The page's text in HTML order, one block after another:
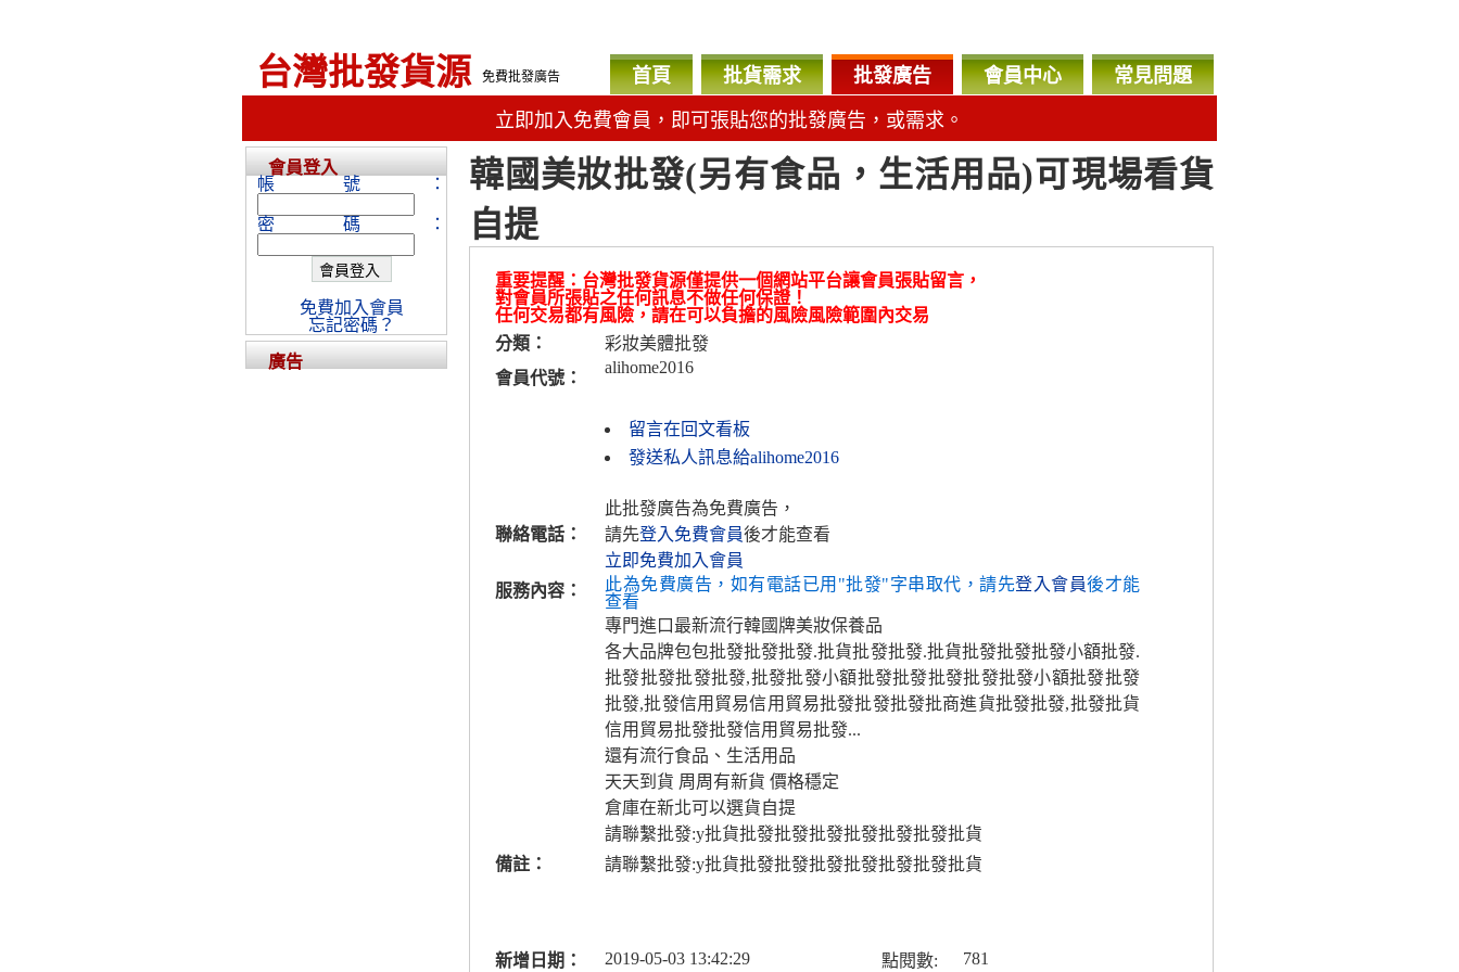
台灣批發貨源 免費批發廣告 首頁 批貨需求 批發廣告 會員中心 常見問題
立即加入免費會員，即可張貼您的批發廣告，或需求。
韓國美妝批發(另有食品，生活用品)可現場看貨
自提
重要提醒：台灣批發貨源僅提供一個網站平台讓會員張貼留言，
對會員所張貼之任何訊息不做任何保證！
任何交易都有風險，請在可以負擔的風險風險範圍內交易
分類：
彩妝美體批發
會員代號：
alihome2016
留言在回文看板
發送私人訊息給alihome2016
聯絡電話：
此批發廣告為免費廣告，
請先登入免費會員後才能查看
立即免費加入會員
服務內容：
此為免費廣告，如有電話已用"批發"字串取代，請先登入會員後才能
查看
專門進口最新流行韓國牌美妝保養品
各大品牌包包批發批發批發.批貨批發批發.批貨批發批發批發小額批發.
批發批發批發批發,批發批發小額批發批發批發批發批發小額批發批發
批發,批發信用貿易信用貿易批發批發批發批商進貨批發批發,批發批貨
信用貿易批發批發信用貿易批發...
還有流行食品、生活用品
天天到貨 周周有新貨 價格穩定
倉庫在新北可以選貨自提
請聯繫批發:y批貨批發批發批發批發批發批發批貨
備註：
請聯繫批發:y批貨批發批發批發批發批發批發批貨
新增日期： 2019-05-03 13:42:29 點閱數: 781
會員登入
帳號：
密碼：
免費加入會員
忘記密碼？
廣告